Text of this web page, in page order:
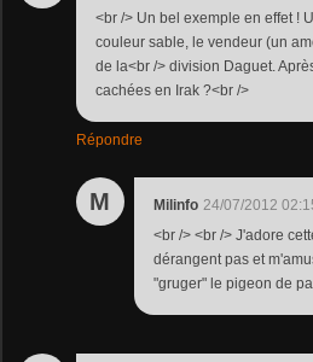
<br /> Un bel exemple en effet !
couleur sable, le vendeur (un
de la<br /> division Daguet.
cachées en Irak ?<br />
Répondre
M Milinfo 24/07/2012
<br /> <br /> J'adore
dérangent pas et
"gruger" le pigeon de